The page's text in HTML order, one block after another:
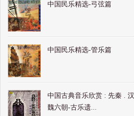
中国民乐精选-弓弦篇
中国民乐精选-管乐篇
中国古典音乐欣赏 : 先秦 . 汉
魏六朝-古乐遗...